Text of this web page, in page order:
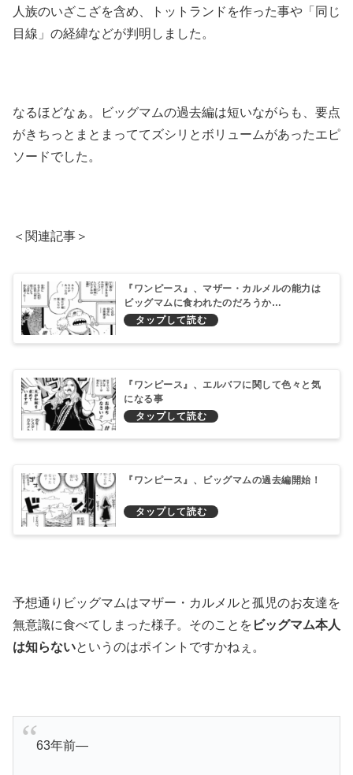
人族のいざこざを含め、トットランドを作った事や「同じ
目線」の経緯などが判明しました。
なるほどなぁ。ビッグマムの過去編は短いながらも、要点
がきちっとまとまっててズシリとボリュームがあったエピ
ソードでした。
＜関連記事＞
『ワンピース』、マザー・カルメルの能力は
ビッグマムに食われたのだろうか…
『ワンピース』、エルバフに関して色々と気
になる事
『ワンピース』、ビッグマムの過去編開始！
予想通りビッグマムはマザー・カルメルと孤児のお友達を
無意識に食べてしまった様子。そのことを ビッグマム本人
は知らないというのはポイントですかねぇ。
63年前―